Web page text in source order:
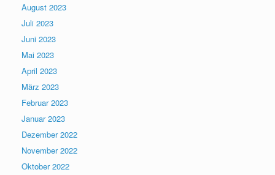
August 2023
Juli 2023
Juni 2023
Mai 2023
April 2023
März 2023
Februar 2023
Januar 2023
Dezember 2022
November 2022
Oktober 2022